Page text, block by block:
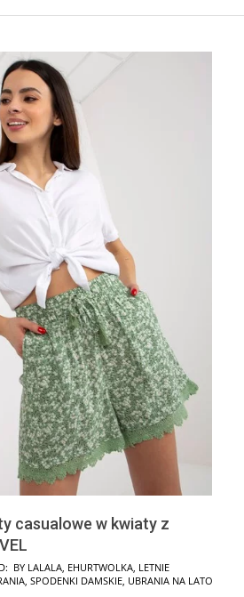
casualowe w kwiaty z
BY LALALA, EHURTWOLKA, LETNIE
, SPODENKI DAMSKIE, UBRANIA NA LATO